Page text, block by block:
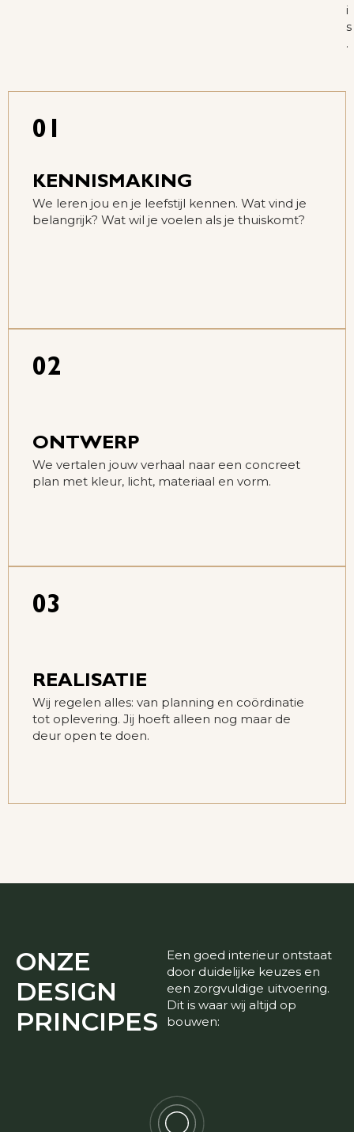
i
s
.
01
KENNISMAKING
We leren jou en je leefstijl kennen. Wat vind je
belangrijk? Wat wil je voelen als je thuiskomt?
02
ONTWERP
We vertalen jouw verhaal naar een concreet
plan met kleur, licht, materiaal en vorm.
03
REALISATIE
Wij regelen alles: van planning en coördinatie
tot oplevering. Jij hoeft alleen nog maar de
deur open te doen.
ONZE
DESIGN
PRINCIPES
Een goed interieur ontstaat
door duidelijke keuzes en
een zorgvuldige uitvoering.
Dit is waar wij altijd op
bouwen: